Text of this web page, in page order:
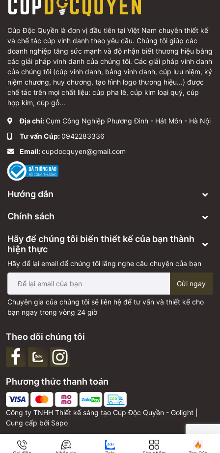
Cúp Độc Quyền là đơn vị đầu tiên tại Việt Nam chuyên thiết kế
và chế tác cúp vinh danh theo yêu cầu. Chúng tôi giúp các
doanh nghiệp tăng sức mạnh và độ nhận biết thương hiệu bằng
các giải pháp vinh danh của chúng tôi. Các giải pháp vinh danh
của chúng tôi (cúp vinh danh, bảng vinh danh, cúp lưu niệm, kỷ
niệm chương, huy chương, tạo hình logo thương hiệu...) được
chế tác trên mọi chất liệu: cúp pha lê, cúp kim loại quý, cúp
hợp kim, cúp gỗ...
Địa chỉ: Cụm Công Nghiệp Phương Đình - Hát Môn - Hà Nội
Tư vấn Cúp:0942283336
Email:cupdocquyen@gmail.com
Hướng dẫn
Chính sách
Hãy để chúng tôi biến thiết kế của bạn thành
hiện thực
Hãy để lại email để chúng tôi lắng nghe câu chuyện của bạn
Gửi ngay
Chuyên gia của chúng tôi sẽ liên hệ để tư vấn và thiết kế cho
bạn ngay trong vòng 24 giờ
Công ty TNHH Thiết kế sáng tạo Cúp Độc Quyền - Golight |
Cung cấp bởi Sapo
Phương thức thanh toán
Theo dõi chúng tôi